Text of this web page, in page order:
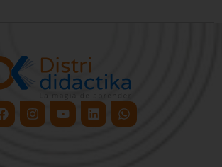
FacebookInstagram
YoutubeLinkedinWhatsapp